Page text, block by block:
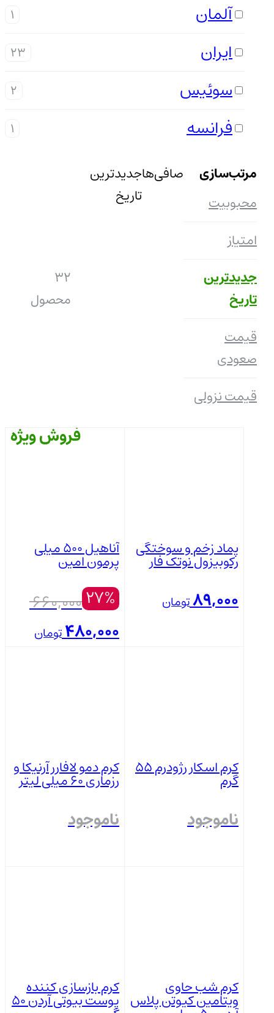
آلمان 1
ایران 23
سوئیس 2
فرانسه 1
32
محصول
مرتب‌سازی
محبوبیت
امتیاز
جدیدترین
تاریخ
قیمت
صعودی
قیمت نزولی
صافی‌هاجدیدترین
تاریخ
پماد زخم و سوختگی
رکوبیزول نوتک فار
89,000تومان
فروش ویژه
آناهیل ۵۰۰ میلی
پرمون امین
27%
660,000
480,000تومان
کرم اسکار رژودرم 55
گرم
ناموجود
کرم دمو لافارر آرنیکا و
رزماری ۶۰ میلی لیتر
ناموجود
کرم شب حاوی
ویتامین کیوتن پلاس
کرم بازسازی کننده
پوست بیوتی آردن 50